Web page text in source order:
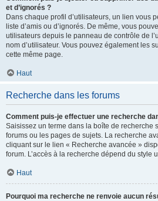
et d’ignorés ?
Dans chaque profil d’utilisateurs, un lien vous
liste d’amis ou d’ignorés. De même, vous
utilisateurs depuis le panneau de contrôle de
nom d’utilisateur. Vous pouvez également les
cette même page.
Haut
Recherche dans les forums
Comment puis-je effectuer une recherche
Saisissez un terme dans la boîte de recherche
forums ou les pages de sujets. La recherche
cliquant sur le lien « Recherche avancée »
forum. L’accès à la recherche dépend du style
Haut
Pourquoi ma recherche ne renvoie aucun